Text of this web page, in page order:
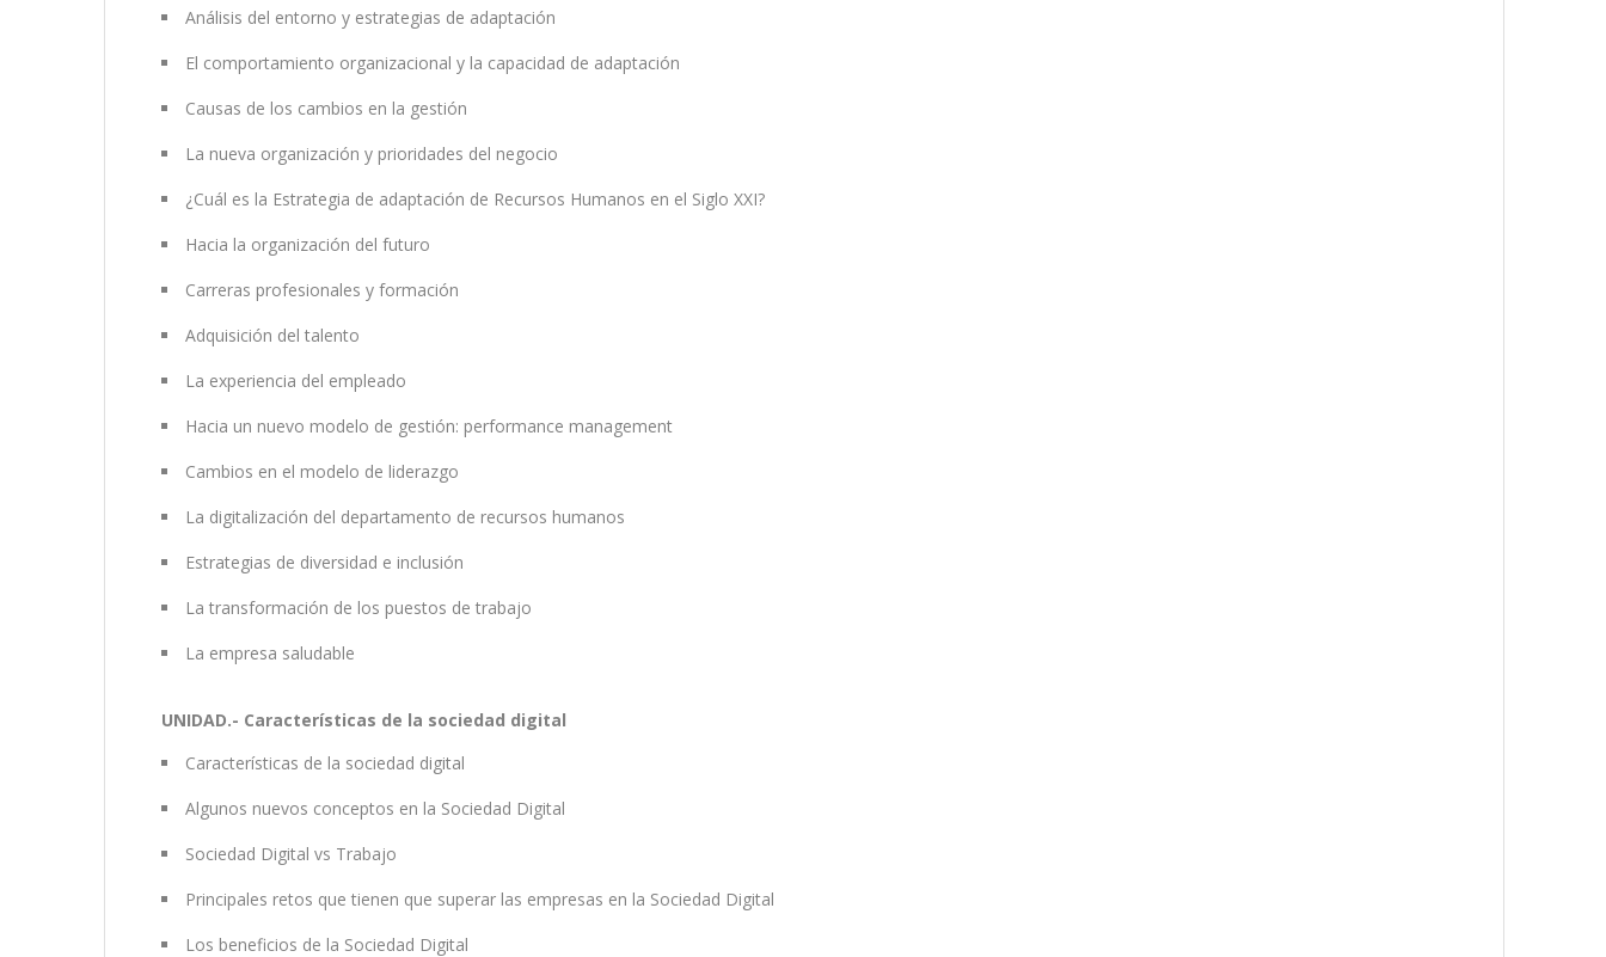
Análisis del entorno y estrategias de adaptación
El comportamiento organizacional y la capacidad de adaptación
Causas de los cambios en la gestión
La nueva organización y prioridades del negocio
¿Cuál es la Estrategia de adaptación de Recursos Humanos en el Siglo XXI?
Hacia la organización del futuro
Carreras profesionales y formación
Adquisición del talento
La experiencia del empleado
Hacia un nuevo modelo de gestión: performance management
Cambios en el modelo de liderazgo
La digitalización del departamento de recursos humanos
Estrategias de diversidad e inclusión
La transformación de los puestos de trabajo
La empresa saludable
UNIDAD.- Características de la sociedad digital
Características de la sociedad digital
Algunos nuevos conceptos en la Sociedad Digital
Sociedad Digital vs Trabajo
Principales retos que tienen que superar las empresas en la Sociedad Digital
Los beneficios de la Sociedad Digital